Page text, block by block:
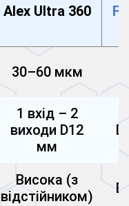
Alex Ultra 360
30–60 мкм
1 вхід – 2
виходи D12
мм
Висока (з
відстійником)